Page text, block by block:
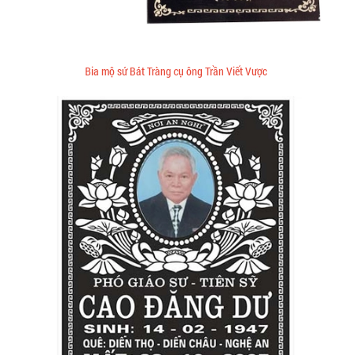
Bia mộ sứ Bát Tràng cụ ông Trần Viết Vược